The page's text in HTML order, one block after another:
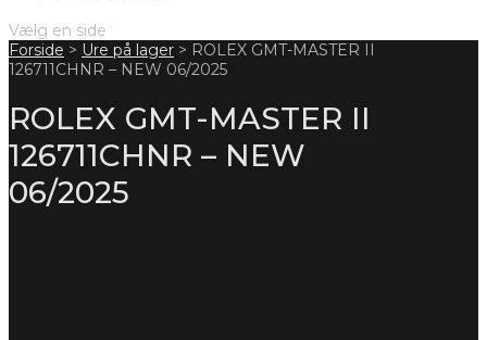
Vælg en side
Forside > Ure på lager > ROLEX GMT-MASTER II
126711CHNR – NEW 06/2025
ROLEX GMT-MASTER II
126711CHNR – NEW
06/2025